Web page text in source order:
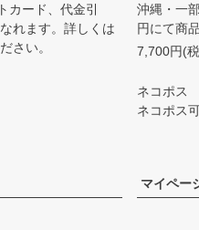
カード、代金引
れます。詳しくは
さい。
沖縄・一
円にて商
7,700円(
ネコポス
ネコポス
マイペー